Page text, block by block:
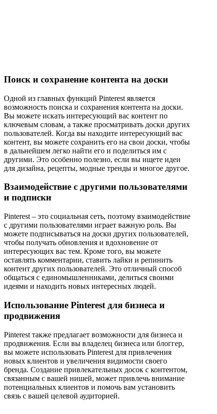
Поиск и сохранение контента на доски
Одной из главных функций Pinterest является
возможность поиска и сохранения контента на доски.
Вы можете искать интересующий вас контент по
ключевым словам, а также просматривать доски других
пользователей. Когда вы находите интересующий вас
контент, вы можете сохранить его на свои доски, чтобы
в дальнейшем легко найти его и поделиться им с
другими. Это особенно полезно, если вы ищете идеи
для дизайна, рецепты, модные тренды и многое другое.
Взаимодействие с другими пользователями
и подписки
Pinterest – это социальная сеть, поэтому взаимодействие
с другими пользователями играет важную роль. Вы
можете подписываться на доски других пользователей,
чтобы получать обновления и вдохновение от
интересующих вас тем. Кроме того, вы можете
оставлять комментарии, ставить лайки и репинить
контент других пользователей. Это отличный способ
общаться с единомышленниками, делиться своими
идеями и находить новых интересных людей.
Использование Pinterest для бизнеса и
продвижения
Pinterest также предлагает возможности для бизнеса и
продвижения. Если вы владелец бизнеса или блоггер,
вы можете использовать Pinterest для привлечения
новых клиентов и увеличения видимости своего
бренда. Создание привлекательных досок с контентом,
связанным с вашей нишей, может привлечь внимание
потенциальных клиентов и помочь вам установить
связь с вашей целевой аудиторией.